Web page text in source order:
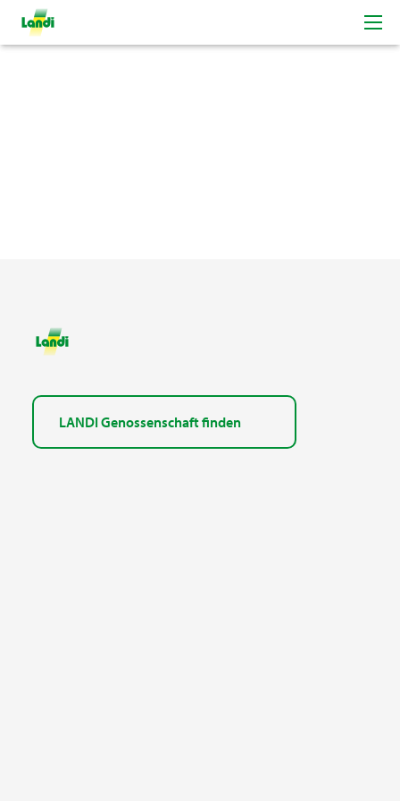
LANDI Genossenschaft finden